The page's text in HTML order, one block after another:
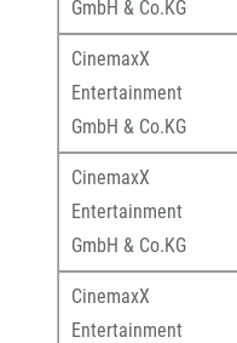
GmbH & Co.KG
CinemaxX
Entertainment
GmbH & Co.KG
CinemaxX
Entertainment
GmbH & Co.KG
CinemaxX
Entertainment